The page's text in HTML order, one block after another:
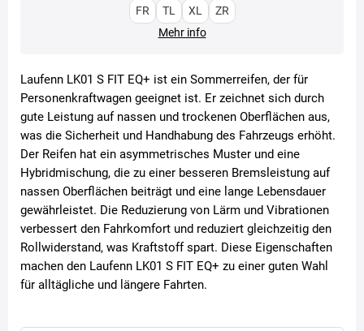
FR TL XL
ZR
Mehr info
Laufenn LK01 S FIT EQ+ ist ein Sommerreifen, der für
Personenkraftwagen geeignet ist. Er zeichnet sich durch
gute Leistung auf nassen und trockenen Oberflächen aus,
was die Sicherheit und Handhabung des Fahrzeugs erhöht.
Der Reifen hat ein asymmetrisches Muster und eine
Hybridmischung, die zu einer besseren Bremsleistung auf
nassen Oberflächen beiträgt und eine lange Lebensdauer
gewährleistet. Die Reduzierung von Lärm und Vibrationen
verbessert den Fahrkomfort und reduziert gleichzeitig den
Rollwiderstand, was Kraftstoff spart. Diese Eigenschaften
machen den Laufenn LK01 S FIT EQ+ zu einer guten Wahl
für alltägliche und längere Fahrten.